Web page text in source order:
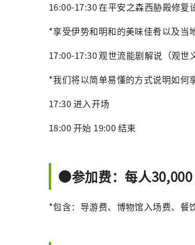
16:00-17:30 在平安之森西胁殿修复
*享受伊势和明和的美味佳肴以及当
17:00-17:30 观世流能剧解说（观世
*我们将以简单易懂的方式说明如何
17:30 进入开场
18:00 开始 19:00 结束
●参加费：每人
*包含：导游费、博物馆入场费、餐